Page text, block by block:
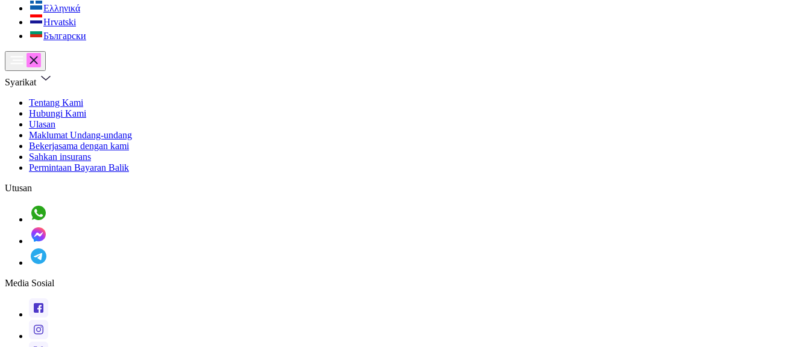
Ελληνικά
Hrvatski
Български
Syarikat
Tentang Kami
Hubungi Kami
Ulasan
Maklumat Undang-undang
Bekerjasama dengan kami
Sahkan insurans
Permintaan Bayaran Balik
Utusan
Media Sosial